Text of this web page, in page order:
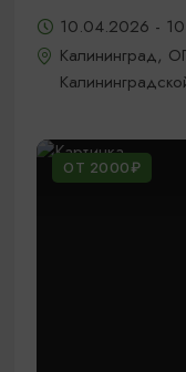
10.04.2026 -
Калининград,
ОТ 2000₽